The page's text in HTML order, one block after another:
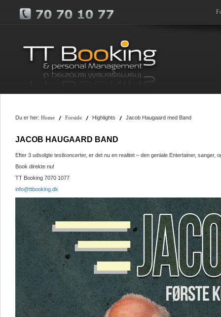
Du er her: Home Forside Highlights Jacob Haugaard med Band
JACOB HAUGAARD BAND
Efter 3 udsolgte testkoncerter, er det nu en realitet – den geniale Entertainer, sanger,
Book direkte nu!
TT Booking 7070 1077
info@ttbooking.dk